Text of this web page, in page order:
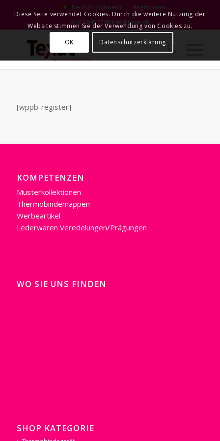
Deutsch (Schweiz)
Registrieren
✆ 062/849 77 88 info@texat.ch
[wppb-register]
KOMPETENZEN
Musterkollektionen
Thermobindemappen
Werbeartikel
Lederwaren Veredelungen/Prägungen
WO SIE UNS FINDEN
SHOP KATEGORIE
Diese Seite verwendet Cookies. Durch die weitere Nutzung der
Website stimmen Sie der Verwendung von Cookies zu.
OK
Datenschutzerklärung